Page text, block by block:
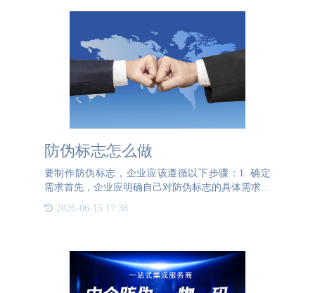
防伪标志怎么做
要制作防伪标志，企业应该遵循以下步骤：1. 确定
需求首先，企业应明确自己对防伪标志的具体需求，
2. 寻找专业防伪公司选择一家信誉良好且经验丰富
2026-06-15 17:38